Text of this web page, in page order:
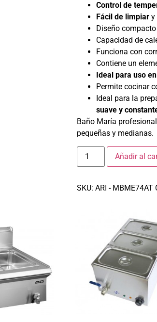
Control de
Fácil de limpiary
Diseño
Capacidad de
Funciona con
Contiene un
Ideal para uso
Permite cocinar
Ideal para la
suave y
Baño María
pequeñas y medianas.
Añadir al
SKU: ARI - MBME74AT